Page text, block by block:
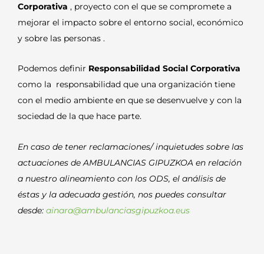
Corporativa , proyecto con el que se compromete a
mejorar el impacto sobre el entorno social, económico
y sobre las personas .
Podemos definir Responsabilidad Social Corporativa
como la responsabilidad que una organización tiene
con el medio ambiente en que se desenvuelve y con la
sociedad de la que hace parte.
En caso de tener reclamaciones/ inquietudes sobre las
actuaciones de AMBULANCIAS GIPUZKOA en relación
a nuestro alineamiento con los ODS, el análisis de
éstas y la adecuada gestión, nos puedes consultar
desde: ainara@ambulanciasgipuzkoa.eus